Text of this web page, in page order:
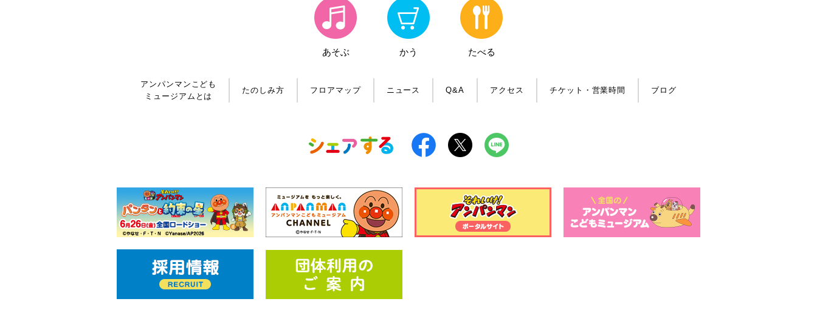
あそぶ かう たべる
アンパンマンこども
ミュージアムとは
たのしみ方 フロアマップ ニュース Q&A アクセス チケット・営業時間 ブログ